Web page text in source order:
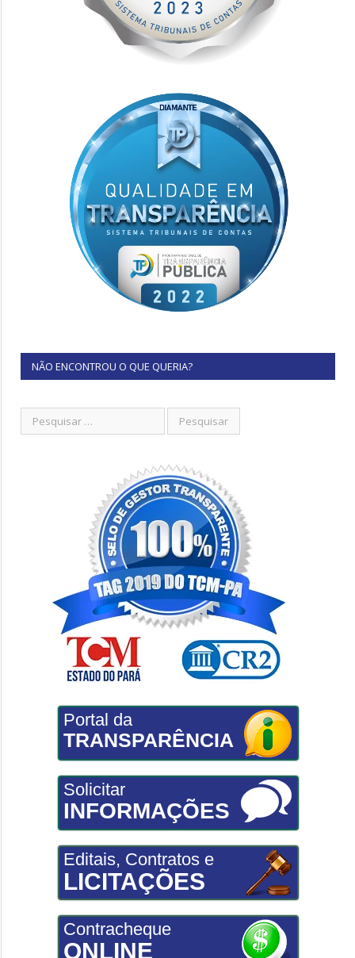
NÃO ENCONTROU O QUE QUERIA?
Portal da
TRANSPARÊNCIA
Solicitar
INFORMAÇÕES
Editais, Contratos e
LICITAÇÕES
Contracheque
ONLINE